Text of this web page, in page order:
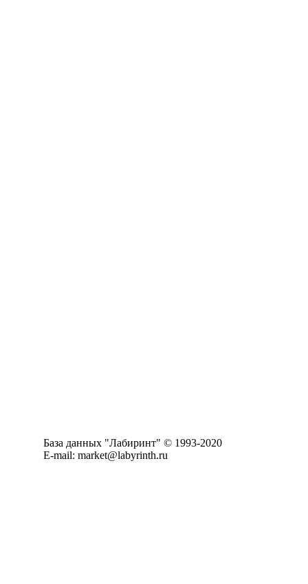
База данных "Лабиринт" © 1993-2020
E-mail: market@labyrinth.ru